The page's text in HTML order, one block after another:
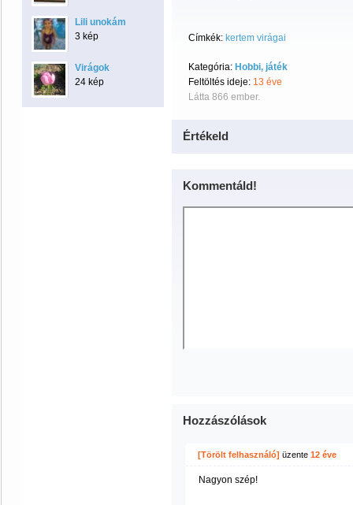
Lili unokám
3 kép
Virágok
24 kép
Címkék: kertem virágai
Kategória: Hobbi, játék
Feltöltés ideje: 13 éve
Látta 866 ember.
Értékeld
Kommentáld!
Hozzászólások
[Törölt felhasználó] üzente 12 éve
Nagyon szép!